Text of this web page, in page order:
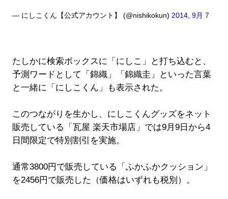
— にしこくん【公式アカウント】 (@nishikokun) 2014, 9月 7
たしかに検索ボックスに「にしこ」と打ち込むと、
予測ワードとして「錦織」「錦織圭」といった言葉
と一緒に「にしこくん」も表示された。
このつながりを生かし、にしこくんグッズをネット
販売している「瓦屋 楽天市場店」では9月9日から4
日間限定で特別割引を実施。
通常3800円で販売している「ふかふかクッション」
を2456円で販売した（価格はいずれも税別）。